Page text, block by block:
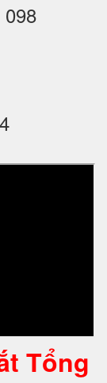
098
Tổng